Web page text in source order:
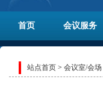
首页 会议服务
站点首页 > 会议室/会场